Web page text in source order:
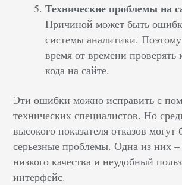
Технические проблемы на
Причиной может быть
системы аналитики.
время от времени проверять
кода на сайте.
Эти ошибки можно исправить с
технических специалистов. Но
высокого показателя отказов могут
серьезные проблемы. Одна из них –
низкого качества и неудобный
интерфейс.